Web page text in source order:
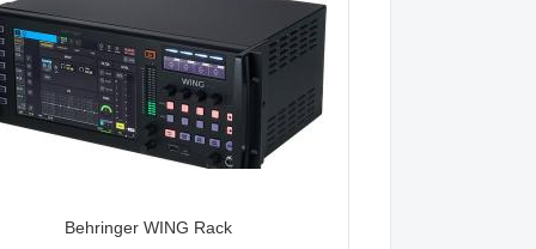
Behringer WING Rack